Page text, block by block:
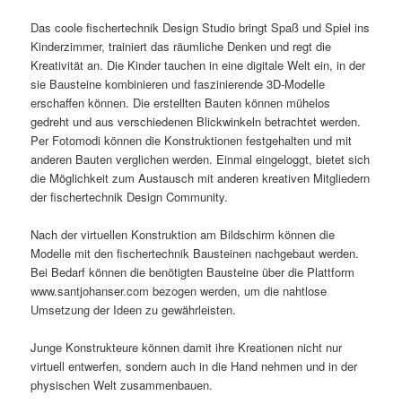
Das coole fischertechnik Design Studio bringt Spaß und Spiel ins
Kinderzimmer, trainiert das räumliche Denken und regt die
Kreativität an. Die Kinder tauchen in eine digitale Welt ein, in der
sie Bausteine kombinieren und faszinierende 3D-Modelle
erschaffen können. Die erstellten Bauten können mühelos
gedreht und aus verschiedenen Blickwinkeln betrachtet werden.
Per Fotomodi können die Konstruktionen festgehalten und mit
anderen Bauten verglichen werden. Einmal eingeloggt, bietet sich
die Möglichkeit zum Austausch mit anderen kreativen Mitgliedern
der fischertechnik Design Community.
Nach der virtuellen Konstruktion am Bildschirm können die
Modelle mit den fischertechnik Bausteinen nachgebaut werden.
Bei Bedarf können die benötigten Bausteine über die Plattform
www.santjohanser.com bezogen werden, um die nahtlose
Umsetzung der Ideen zu gewährleisten.
Junge Konstrukteure können damit ihre Kreationen nicht nur
virtuell entwerfen, sondern auch in die Hand nehmen und in der
physischen Welt zusammenbauen.